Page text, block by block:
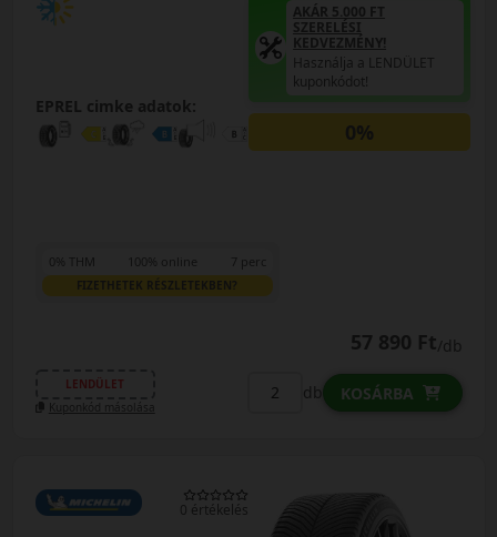
EPREL cimke adatok:
AKÁR 5.000 FT
SZERELÉSI
KEDVEZMÉNY!
Használja a LENDÜLET
kuponkódot!
0%
0% THM 100% online 7 perc
FIZETHETEK RÉSZLETEKBEN?
57 890 Ft/db
LENDÜLET
Kuponkód másolása
db KOSÁRBA
0 értékelés